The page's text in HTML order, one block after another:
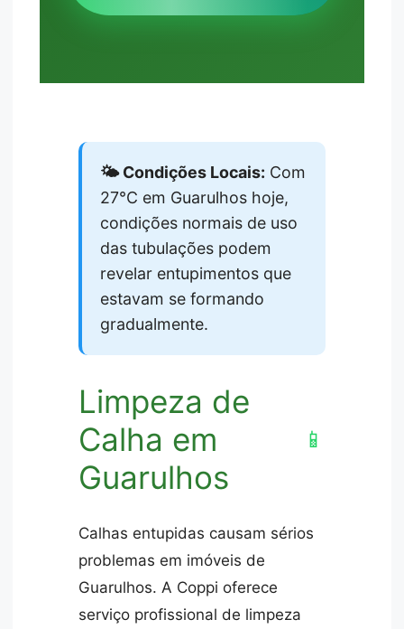
🌤️ Condições Locais: Com
27°C em Guarulhos hoje,
condições normais de uso
das tubulações podem
revelar entupimentos que
estavam se formando
gradualmente.
Limpeza de
Calha em
Guarulhos
📱
Calhas entupidas causam sérios
problemas em imóveis de
Guarulhos. A Coppi oferece
serviço profissional de limpeza